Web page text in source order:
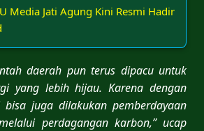
Media Jati Agung Kini Resmi Hadir
daerah pun terus dipacu untuk
yang lebih hijau. Karena dengan
juga dilakukan pemberdayaan
perdagangan karbon,” ucap